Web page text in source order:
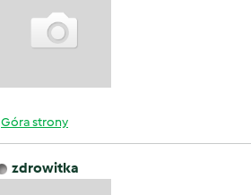
Góra strony
zdrowitka